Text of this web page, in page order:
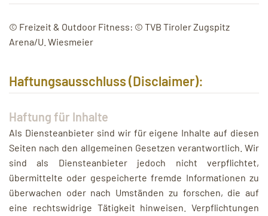
© Freizeit & Outdoor Fitness: © TVB Tiroler Zugspitz
Arena/U. Wiesmeier
Haftungsausschluss (Disclaimer):
Haftung für Inhalte
Als Diensteanbieter sind wir für eigene Inhalte auf diesen
Seiten nach den allgemeinen Gesetzen verantwortlich. Wir
sind als Diensteanbieter jedoch nicht verpflichtet,
übermittelte oder gespeicherte fremde Informationen zu
überwachen oder nach Umständen zu forschen, die auf
eine rechtswidrige Tätigkeit hinweisen. Verpflichtungen